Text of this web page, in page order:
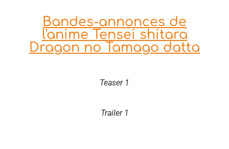
Bandes-annonces de
l'anime Tensei shitara
Dragon no Tamago datta
Teaser 1
Trailer 1